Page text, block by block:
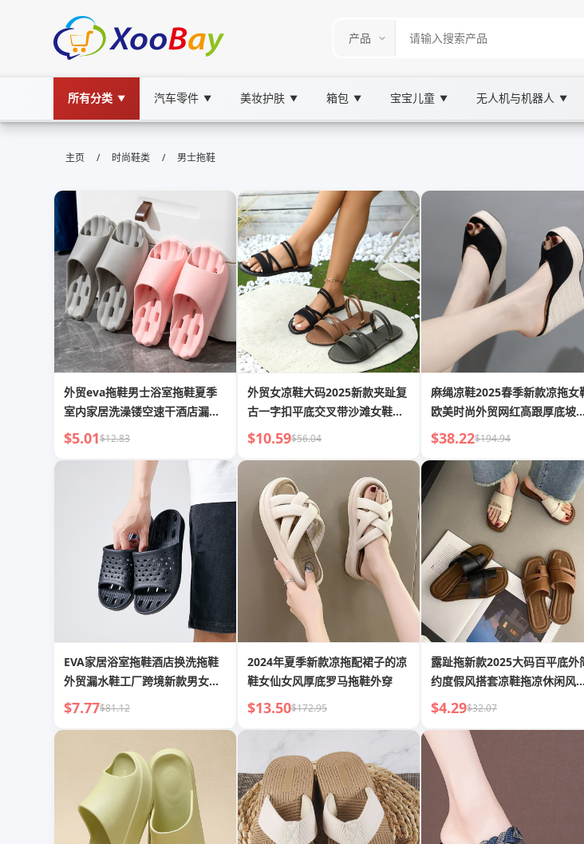
所有分类 ▼ 汽车零件 ▼ 美妆护肤 ▼ 箱包 ▼ 宝宝儿童 ▼ 无人机与机器人 ▼
男士拖鞋 | XOOBAY B2B/B2C Marketplace
舒适夏日拖鞋
主页 / 时尚鞋类 / 男士拖鞋
外贸eva拖鞋男士浴室拖鞋夏季
室内家居洗澡镂空速干酒店漏水
拖鞋
$5.01$12.83
外贸女凉鞋大码2025新款夹趾复
古一字扣平底交叉带沙滩女鞋
Sandal
$10.59$56.04
麻绳凉鞋2025春季新款凉拖女
欧美时尚外贸网红高跟厚底坡跟
拖鞋
$38.22$194.94
EVA家居浴室拖鞋酒店换洗拖鞋
外贸漏水鞋工厂跨境新款男女款
拖鞋
$7.77$81.12
2024年夏季新款凉拖配裙子的凉
鞋女仙女风厚底罗马拖鞋外穿
$13.50$172.95
露趾拖新款2025大码百平底外
约度假风搭套凉鞋拖凉休闲风穿
ins
$4.29$32.07